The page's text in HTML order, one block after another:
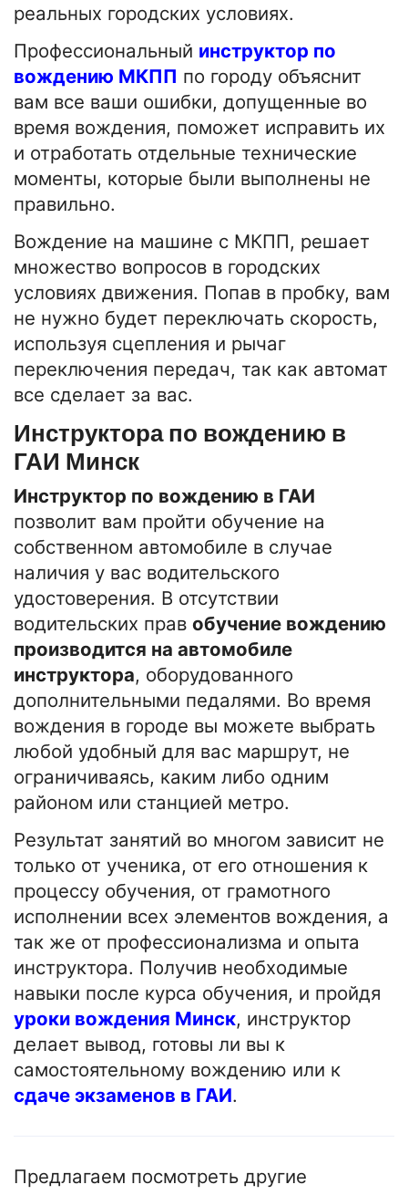
реальных городских условиях.
Профессиональный инструктор по
вождению МКПП по городу объяснит
вам все ваши ошибки, допущенные во
время вождения, поможет исправить их
и отработать отдельные технические
моменты, которые были выполнены не
правильно.
Вождение на машине с МКПП, решает
множество вопросов в городских
условиях движения. Попав в пробку, вам
не нужно будет переключать скорость,
используя сцепления и рычаг
переключения передач, так как автомат
все сделает за вас.
Инструктора по вождению в
ГАИ Минск
Инструктор по вождению в ГАИ
позволит вам пройти обучение на
собственном автомобиле в случае
наличия у вас водительского
удостоверения. В отсутствии
водительских прав обучение вождению
производится на автомобиле
инструктора, оборудованного
дополнительными педалями. Во время
вождения в городе вы можете выбрать
любой удобный для вас маршрут, не
ограничиваясь, каким либо одним
районом или станцией метро.
Результат занятий во многом зависит не
только от ученика, от его отношения к
процессу обучения, от грамотного
исполнении всех элементов вождения, а
так же от профессионализма и опыта
инструктора. Получив необходимые
навыки после курса обучения, и пройдя
уроки вождения Минск, инструктор
делает вывод, готовы ли вы к
самостоятельному вождению или к
сдаче экзаменов в ГАИ.
Предлагаем посмотреть другие